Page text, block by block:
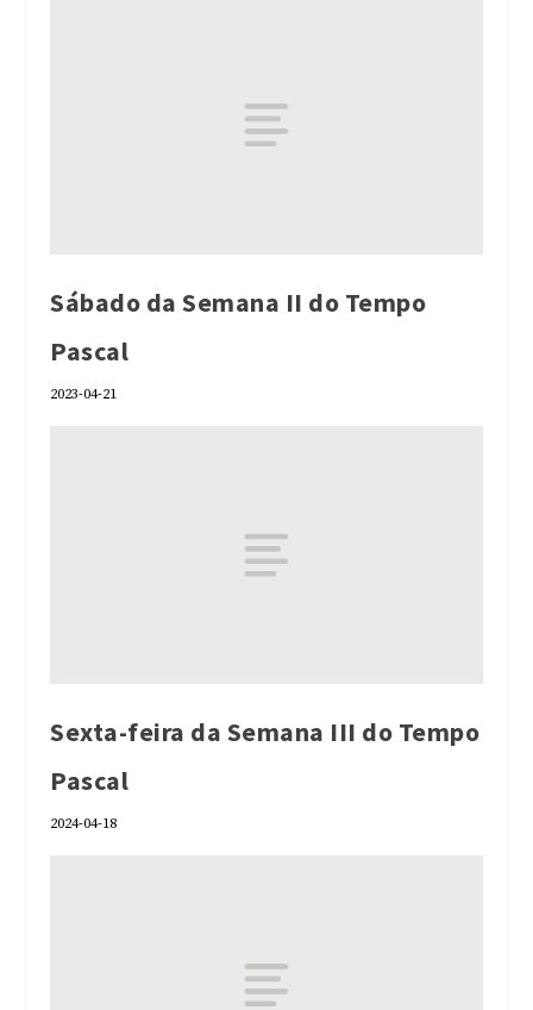
Sábado da Semana II do Tempo
Pascal
2023-04-21
Sexta-feira da Semana III do Tempo
Pascal
2024-04-18